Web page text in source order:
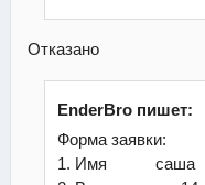
Отказано
EnderBro пишет:
Форма заявки:
1. Имя саша